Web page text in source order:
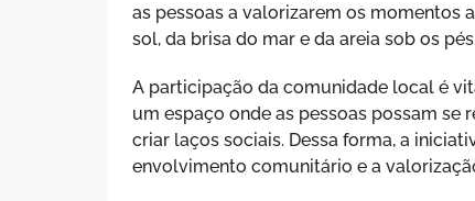
as pessoas a valorizarem os momentos
sol, da brisa do mar e da areia sob os
A participação da comunidade local é
um espaço onde as pessoas possam
criar laços sociais. Dessa forma, a
envolvimento comunitário e a